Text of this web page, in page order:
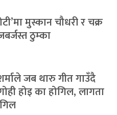
मुस्कान चौधरी र चक्र
ठुम्का
जब थारु गीत गाउँदै
होइ का होगिल, लागता